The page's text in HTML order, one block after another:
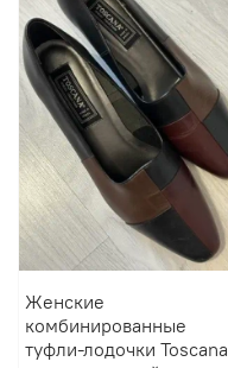
Женские
комбинированные
туфли-лодочки Toscana